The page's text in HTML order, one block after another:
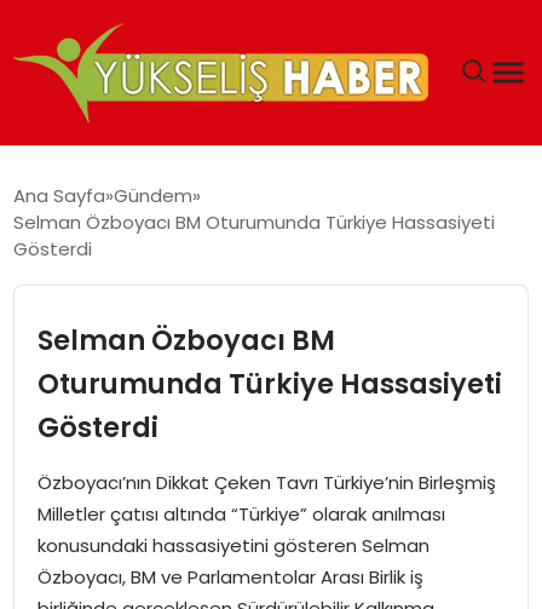
MALIYETLERINI AZALTIYOR’
Ana Sayfa Gündem
Selman Özboyacı BM Oturumunda Türkiye Hassasiyeti
Gösterdi
Selman Özboyacı BM
Oturumunda Türkiye Hassasiyeti
Gösterdi
Özboyacı’nın Dikkat Çeken Tavrı Türkiye’nin Birleşmiş
Milletler çatısı altında “Türkiye” olarak anılması
konusundaki hassasiyetini gösteren Selman
Özboyacı, BM ve Parlamentolar Arası Birlik iş